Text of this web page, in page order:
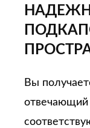
Вы
отвечающий